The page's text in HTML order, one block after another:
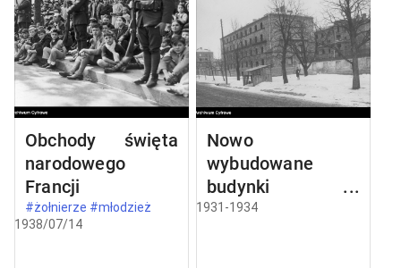
Obchody święta
narodowego
Francji
#żołnierze #młodzież
1938/07/14
Nowo
wybudowane
budynki w
Częstochowie
1931-1934